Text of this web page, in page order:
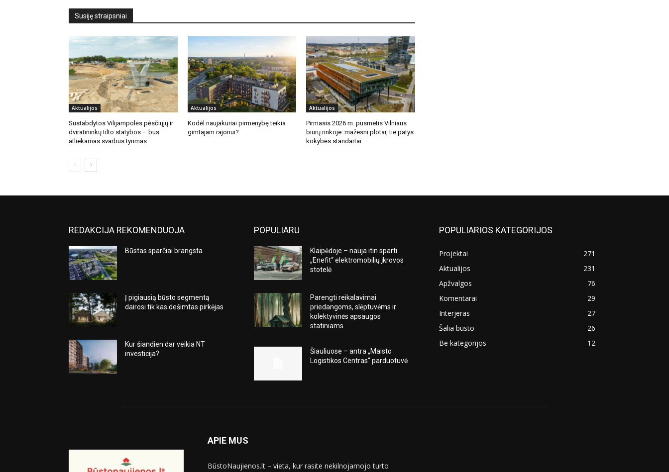
Susiję straipsniai
Aktualijos
Sustabdytos Vilijampolės pėsčiųjų ir
dviratininkų tilto statybos – bus
atliekamas svarbus tyrimas
Aktualijos
Kodėl naujakuriai pirmenybę teikia
gimtajam rajonui?
Aktualijos
Pirmasis 2026 m. pusmetis Vilniaus
biurų rinkoje: mažesni plotai, tie patys
kokybės standartai
REDAKCIJA REKOMENDUOJA
Būstas sparčiai brangsta
Į pigiausią būsto segmentą
dairosi tik kas dešimtas pirkėjas
Kur šiandien dar veikia NT
investicija?
POPULIARU
Klaipėdoje – nauja itin sparti
„Enefit“ elektromobilių įkrovos
stotelė
Parengti reikalavimai
priedangoms, slėptuvėms ir
kolektyvinės apsaugos
statiniams
Šiauliuose – antra „Maisto
Logistikos Centras“ parduotuvė
POPULIARIOS KATEGORIJOS
Projektai
271
Aktualijos
231
Apžvalgos
76
Komentarai
29
Interjeras
27
Šalia būsto
26
Be kategorijos
12
APIE MUS
BūstoNaujienos.lt – vieta, kur rasite nekilnojamojo turto